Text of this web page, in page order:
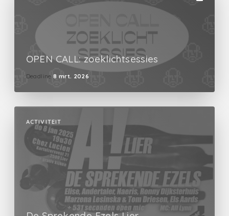
OPEN CALL: zoeklichtsessies
Deadline 8 mrt. 2026
ACTIVITEIT